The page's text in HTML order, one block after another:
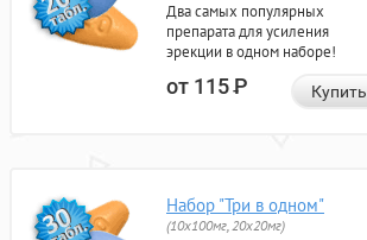
Два самых популярных
препарата для усиления
эрекции в одном наборе!
от 115Р Купить
Набор "Три в одном"
(10x100мг, 20x20мг)